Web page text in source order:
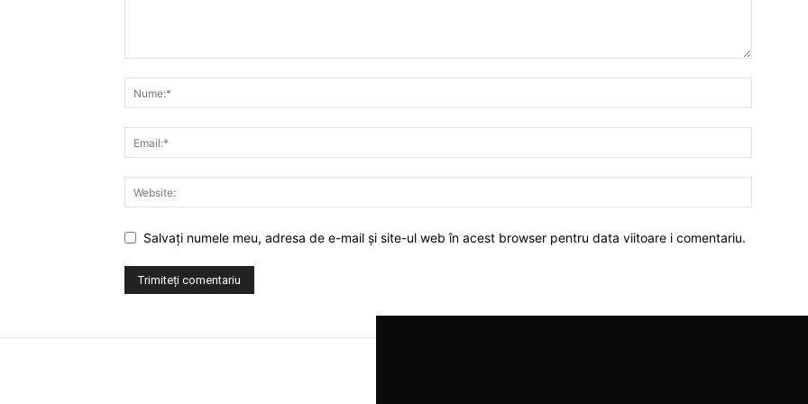
Salvați numele meu, adresa de e-mail și site-ul web în acest browser pentru data viitoare i comentariu.